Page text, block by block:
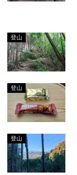
登山
登山
登山